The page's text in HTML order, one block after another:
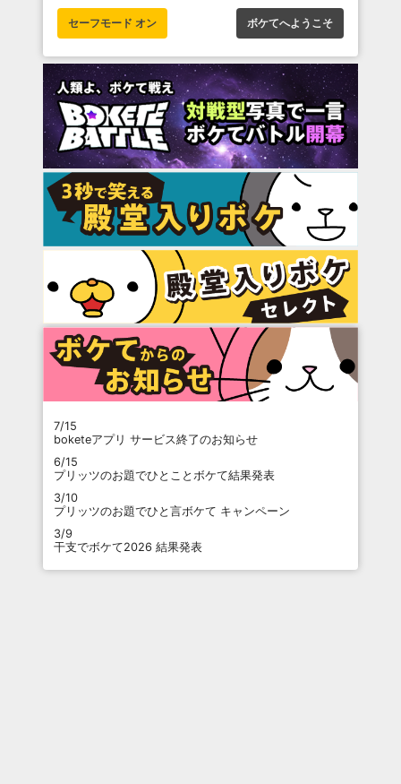
セーフモード オン ボケてへようこそ
7/15
boketeアプリ サービス終了のお知らせ
6/15
プリッツのお題でひとことボケて結果発表
3/10
プリッツのお題でひと言ボケて キャンペーン
3/9
干支でボケて2026 結果発表